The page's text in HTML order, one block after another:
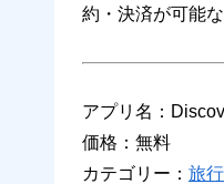
約・決済が可能
アプリ名：
価格：無料
カテゴリー： 旅